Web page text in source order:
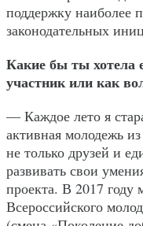
поддержку наиболее
законодательных
Какие бы ты хотела
участник или как
— Каждое лето я
активная молодежь
не только друзей и
развивать свои
проекта. В 2017 году
Всероссийского